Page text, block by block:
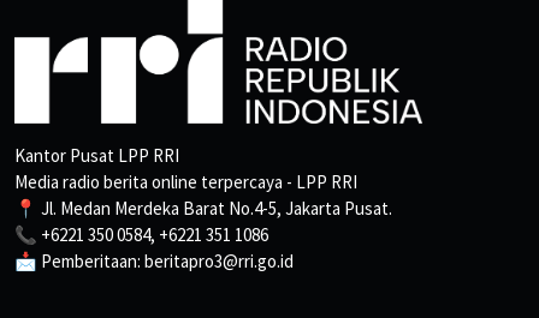
Kantor Pusat LPP RRI
Media radio berita online terpercaya - LPP RRI
📍 Jl. Medan Merdeka Barat No.4-5, Jakarta Pusat.
📞 +6221 350 0584, +6221 351 1086
📩 Pemberitaan: beritapro3@rri.go.id